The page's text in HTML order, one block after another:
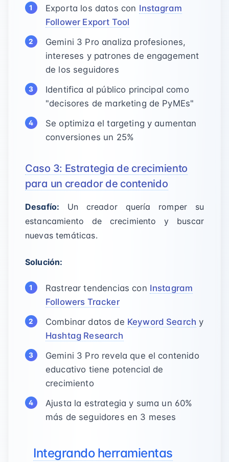
Exporta los datos con Instagram
Follower Export Tool
Gemini 3 Pro analiza profesiones,
intereses y patrones de engagement
de los seguidores
Identifica al público principal como
"decisores de marketing de PyMEs"
Se optimiza el targeting y aumentan
conversiones un 25%
Caso 3: Estrategia de crecimiento
para un creador de contenido
Desafío: Un creador quería romper su
estancamiento de crecimiento y buscar
nuevas temáticas.
Solución:
Rastrear tendencias con Instagram
Followers Tracker
Combinar datos de Keyword Search y
Hashtag Research
Gemini 3 Pro revela que el contenido
educativo tiene potencial de
crecimiento
Ajusta la estrategia y suma un 60%
más de seguidores en 3 meses
Integrando herramientas